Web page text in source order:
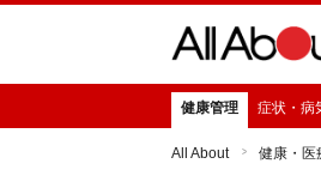
健康管理 症状・病
All About 健康・医